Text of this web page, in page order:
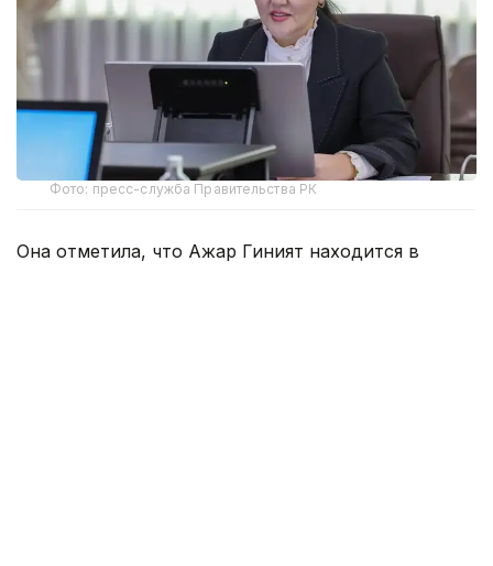
Фото: пресс-служба Правительства РК
Она отметила, что Ажар Гиният находится в